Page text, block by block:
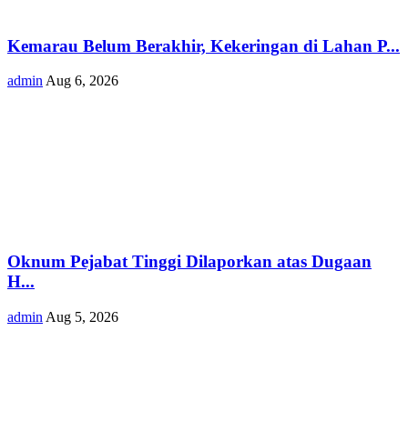
Kemarau Belum Berakhir, Kekeringan di Lahan P...
adminAug 6, 2026
Oknum Pejabat Tinggi Dilaporkan atas Dugaan
H...
admin Aug 5, 2026